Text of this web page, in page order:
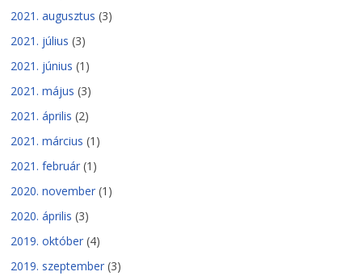
2021. augusztus (3)
2021. július (3)
2021. június (1)
2021. május (3)
2021. április (2)
2021. március (1)
2021. február (1)
2020. november (1)
2020. április (3)
2019. október (4)
2019. szeptember (3)